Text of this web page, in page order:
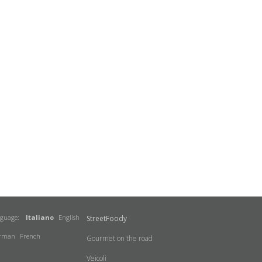
StreetFoody
Gourmet on the road
Veicoli
Italiano English
French